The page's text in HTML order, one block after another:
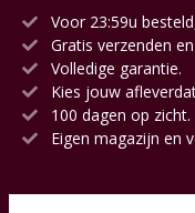
Voor 23:59u
Gratis verzenden
Volledige garantie.
Kies jouw
100 dagen op zicht.
Eigen magazijn en